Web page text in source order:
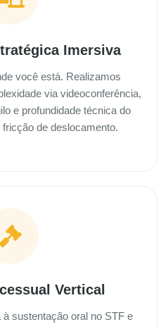
Imersiva
você está. Realizamos
via videoconferência,
e profundidade técnica do
de deslocamento.
Vertical
sustentação oral no STF e